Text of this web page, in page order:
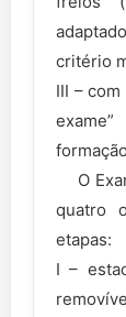
critério
III –
O
quatro
etapas:
I –